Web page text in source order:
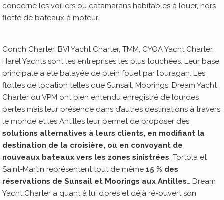
concerne les voiliers ou catamarans habitables à louer, hors
flotte de bateaux à moteur.
Conch Charter, BVI Yacht Charter, TMM, CYOA Yacht Charter,
Harel Yachts sont les entreprises les plus touchées. Leur base
principale a été balayée de plein fouet par l’ouragan. Les
flottes de location telles que Sunsail, Moorings, Dream Yacht
Charter ou VPM ont bien entendu enregistré de lourdes
pertes mais leur présence dans d’autres destinations à travers
le monde et les Antilles leur permet de proposer des
solutions alternatives à leurs clients, en modifiant la
destination de la croisière, ou en convoyant de
nouveaux bateaux vers les zones sinistrées. Tortola et
Saint-Martin représentent tout de même 15 % des
réservations de Sunsail et Moorings aux Antilles… Dream
Yacht Charter a quant à lui d’ores et déjà ré-ouvert son